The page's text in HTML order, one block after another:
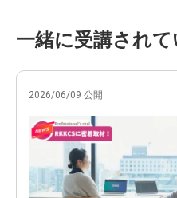
一緒に受講され
2026/06/09 公開